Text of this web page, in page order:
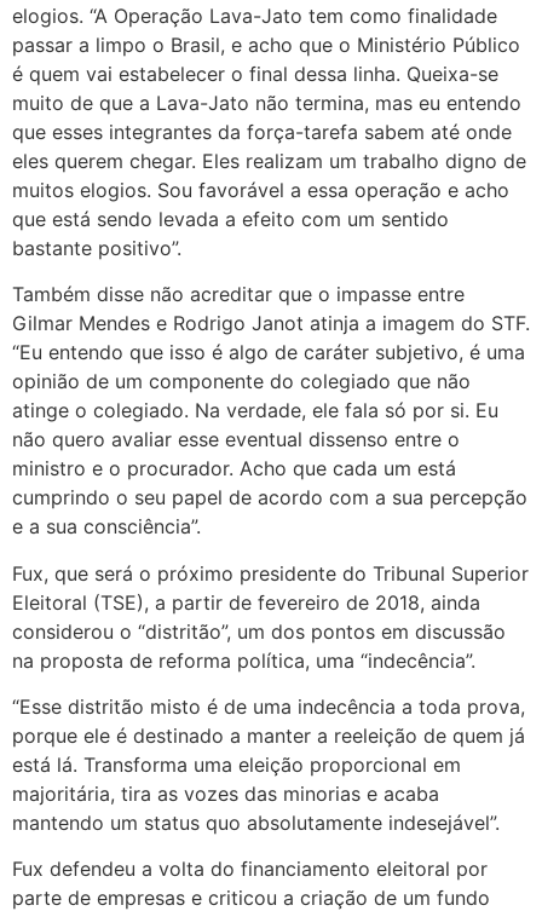
elogios. “A Operação Lava-Jato tem como finalidade
passar a limpo o Brasil, e acho que o Ministério Público
é quem vai estabelecer o final dessa linha. Queixa-se
muito de que a Lava-Jato não termina, mas eu entendo
que esses integrantes da força-tarefa sabem até onde
eles querem chegar. Eles realizam um trabalho digno de
muitos elogios. Sou favorável a essa operação e acho
que está sendo levada a efeito com um sentido
bastante positivo”.
Também disse não acreditar que o impasse entre
Gilmar Mendes e Rodrigo Janot atinja a imagem do STF.
“Eu entendo que isso é algo de caráter subjetivo, é uma
opinião de um componente do colegiado que não
atinge o colegiado. Na verdade, ele fala só por si. Eu
não quero avaliar esse eventual dissenso entre o
ministro e o procurador. Acho que cada um está
cumprindo o seu papel de acordo com a sua percepção
e a sua consciência”.
Fux, que será o próximo presidente do Tribunal Superior
Eleitoral (TSE), a partir de fevereiro de 2018, ainda
considerou o “distritão”, um dos pontos em discussão
na proposta de reforma política, uma “indecência”.
“Esse distritão misto é de uma indecência a toda prova,
porque ele é destinado a manter a reeleição de quem já
está lá. Transforma uma eleição proporcional em
majoritária, tira as vozes das minorias e acaba
mantendo um status quo absolutamente indesejável”.
Fux defendeu a volta do financiamento eleitoral por
parte de empresas e criticou a criação de um fundo